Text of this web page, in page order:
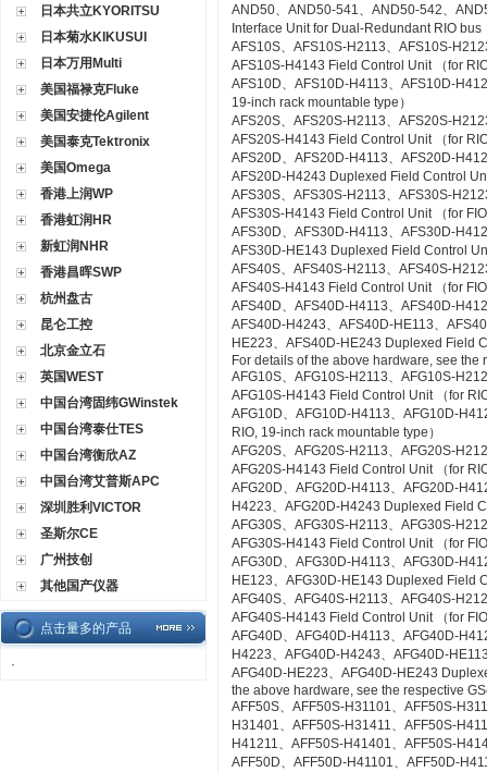
日本共立KYORITSU
日本菊水KIKUSUI
日本万用Multi
美国福禄克Fluke
美国安捷伦Agilent
美国泰克Tektronix
美国Omega
香港上润WP
香港虹润HR
新虹润NHR
香港昌晖SWP
杭州盘古
昆仑工控
北京金立石
英国WEST
中国台湾固纬GWinstek
中国台湾泰仕TES
中国台湾衡欣AZ
中国台湾艾普斯APC
深圳胜利VICTOR
圣斯尔CE
广州技创
其他国产仪器
点击量多的产品
·
AND50、AND50-541、AND50-542、
Interface Unit for Dual-Redundant RIO
AFS10S、AFS10S-H2113、AFS10S-
AFS10S-H4143 Field Control Unit （for
AFS10D、AFS10D-H4113、AFS10D-
19-inch rack mountable type）
AFS20S、AFS20S-H2113、AFS20S-
AFS20S-H4143 Field Control Unit （for
AFS20D、AFS20D-H4113、AFS20D-
AFS20D-H4243 Duplexed Field Control
AFS30S、AFS30S-H2113、AFS30S-
AFS30S-H4143 Field Control Unit （for
AFS30D、AFS30D-H4113、AFS30D-
AFS30D-HE143 Duplexed Field Control
AFS40S、AFS40S-H2113、AFS40S-
AFS40S-H4143 Field Control Unit （for
AFS40D、AFS40D-H4113、AFS40D-
AFS40D-H4243、AFS40D-HE113、
HE223、AFS40D-HE243 Duplexed Field
For details of the above hardware, see the
AFG10S、AFG10S-H2113、AFG10S-
AFG10S-H4143 Field Control Unit （for
AFG10D、AFG10D-H4113、AFG10D-
RIO, 19-inch rack mountable type）
AFG20S、AFG20S-H2113、AFG20S-
AFG20S-H4143 Field Control Unit （for
AFG20D、AFG20D-H4113、AFG20D-
H4223、AFG20D-H4243 Duplexed Field
AFG30S、AFG30S-H2113、AFG30S-
AFG30S-H4143 Field Control Unit （for
AFG30D、AFG30D-H4113、AFG30D-
HE123、AFG30D-HE143 Duplexed Field
AFG40S、AFG40S-H2113、AFG40S-
AFG40S-H4143 Field Control Unit （for
AFG40D、AFG40D-H4113、AFG40D-
H4223、AFG40D-H4243、AFG40D-
AFG40D-HE223、AFG40D-HE243
the above hardware, see the respective
AFF50S、AFF50S-H31101、AFF50S-
H31401、AFF50S-H31411、AFF50S-
H41211、AFF50S-H41401、AFF50S-
AFF50D、AFF50D-H41101、AFF50D-